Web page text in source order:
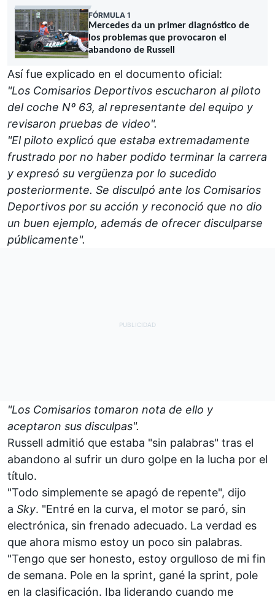
FÓRMULA 1
Mercedes da un primer diagnóstico de
los problemas que provocaron el
abandono de Russell
Así fue explicado en el documento oficial:
"Los Comisarios Deportivos escucharon al piloto
del coche Nº 63, al representante del equipo y
revisaron pruebas de video".
"El piloto explicó que estaba extremadamente
frustrado por no haber podido terminar la carrera
y expresó su vergüenza por lo sucedido
posteriormente. Se disculpó ante los Comisarios
Deportivos por su acción y reconoció que no dio
un buen ejemplo, además de ofrecer disculparse
públicamente".
"Los Comisarios tomaron nota de ello y
aceptaron sus disculpas".
Russell admitió que estaba "sin palabras" tras el
abandono al sufrir un duro golpe en la lucha por el
título.
"Todo simplemente se apagó de repente", dijo
a Sky. "Entré en la curva, el motor se paró, sin
electrónica, sin frenado adecuado. La verdad es
que ahora mismo estoy un poco sin palabras.
"Tengo que ser honesto, estoy orgulloso de mi fin
de semana. Pole en la sprint, gané la sprint, pole
en la clasificación. Iba liderando cuando me